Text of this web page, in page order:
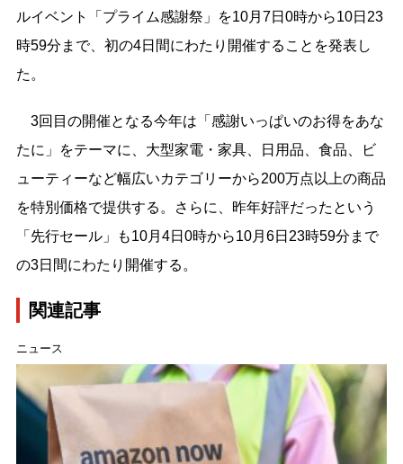
ルイベント「プライム感謝祭」を10月7日0時から10日23
時59分まで、初の4日間にわたり開催することを発表し
た。
3回目の開催となる今年は「感謝いっぱいのお得をあな
たに」をテーマに、大型家電・家具、日用品、食品、ビ
ューティーなど幅広いカテゴリーから200万点以上の商品
を特別価格で提供する。さらに、昨年好評だったという
「先行セール」も10月4日0時から10月6日23時59分まで
の3日間にわたり開催する。
関連記事
ニュース